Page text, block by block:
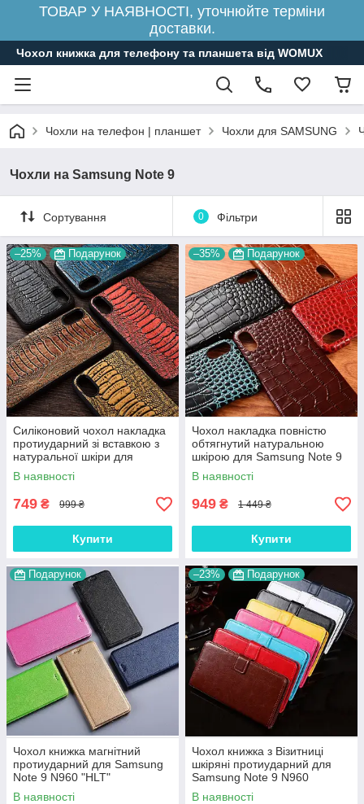
ТОВАР У НАЯВНОСТІ, уточнюйте терміни
доставки.
Чохол книжка для телефону та планшета від WOMUX
Чохли на телефон | планшет Чохли для SAMSUNG
Чохли на Samsung Note 9
Сортування 0 Фільтри
–25% Подарунок
Силіконовий чохол накладка
протиударний зі вставкою з
натуральної шкіри для
Samsung Note 9 N960
"GENUINE"
В наявності
749 ₴ 999 ₴
Купити
–35% Подарунок
Чохол накладка повністю
обтягнутий натуральною
шкірою для Samsung Note 9
N960 "SIGNATURE"
В наявності
949 ₴ 1 449 ₴
Купити
Подарунок
Чохол книжка магнітний
протиударний для Samsung
Note 9 N960 "HLT"
В наявності
–23% Подарунок
Чохол книжка з Візитниці
шкіряні протиударний для
Samsung Note 9 N960
"BENTYAGA"
В наявності